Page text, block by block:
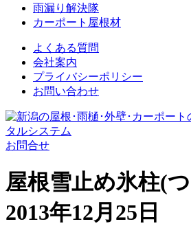
雨漏り解決隊
カーポート屋根材
よくある質問
会社案内
プライバシーポリシー
お問い合わせ
お問合せ
屋根雪止め氷柱(
2013年12月25日